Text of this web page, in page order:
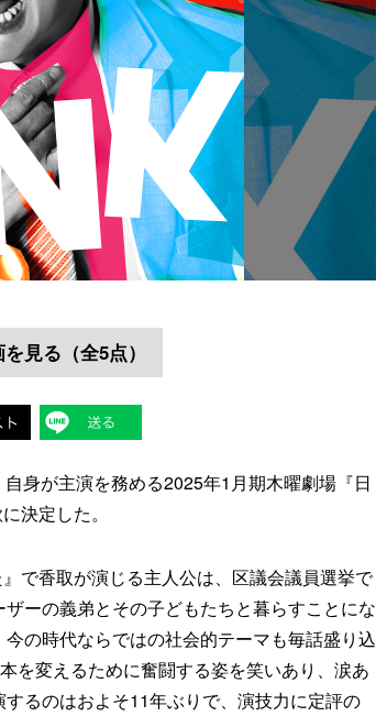
見る（全5点）
身が主演を務める2025年1月期木曜劇場『日
決定した。
で香取が演じる主人公は、区議会議員選挙で
ーの義弟とその子どもたちと暮らすことにな
の時代ならではの社会的テーマも毎話盛り込
を変えるために奮闘する姿を笑いあり、涙あ
るのはおよそ11年ぶりで、演技力に定評の